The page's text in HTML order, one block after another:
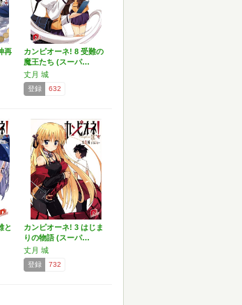
再
カンピオーネ! 8 受難の
魔王たち (スーパ…
丈月 城
登録 632
と
カンピオーネ! 3 はじま
りの物語 (スーパ…
丈月 城
登録 732